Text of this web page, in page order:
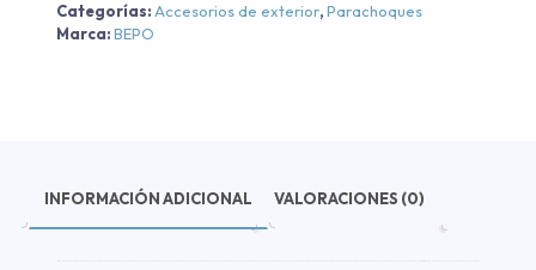
-
Negra
Categorías:Accesorios de exterior,Parachoques
Marca:BEPO
INFORMACIÓN ADICIONAL VALORACIONES (0)